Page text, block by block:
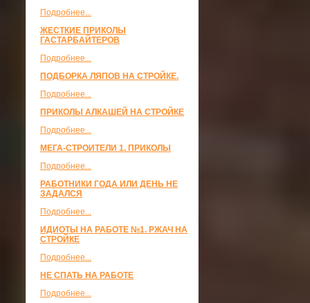
Подробнее...
ЖЕСТКИЕ ПРИКОЛЫ
ГАСТАРБАЙТЕРОВ
Подробнее...
ПОДБОРКА ЛЯПОВ НА СТРОЙКЕ.
Подробнее...
ПРИКОЛЫ АЛКАШЕЙ НА СТРОЙКЕ
Подробнее...
МЕГА-СТРОИТЕЛИ 1. ПРИКОЛЫ
Подробнее...
РАБОТНИКИ ГОДА ИЛИ ДЕНЬ НЕ
ЗАДАЛСЯ
Подробнее...
ИДИОТЫ НА РАБОТЕ №1. РЖАЧ НА
СТРОЙКЕ
Подробнее...
НЕ СПАТЬ НА РАБОТЕ
Подробнее...